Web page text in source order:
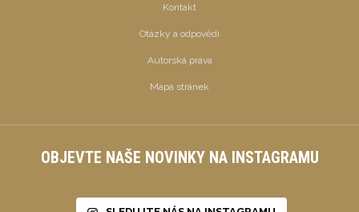
Kontakt
Otázky a odpovědi
Autorská práva
Mapa stránek
OBJEVTE NAŠE NOVINKY NA INSTAGRAMU